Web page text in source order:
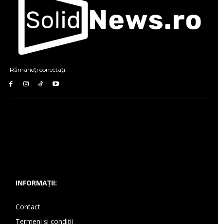
Rămâneți conectați:
INFORMAȚII:
Contact
Termeni și condiții